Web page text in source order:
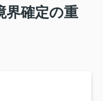
界確定の重